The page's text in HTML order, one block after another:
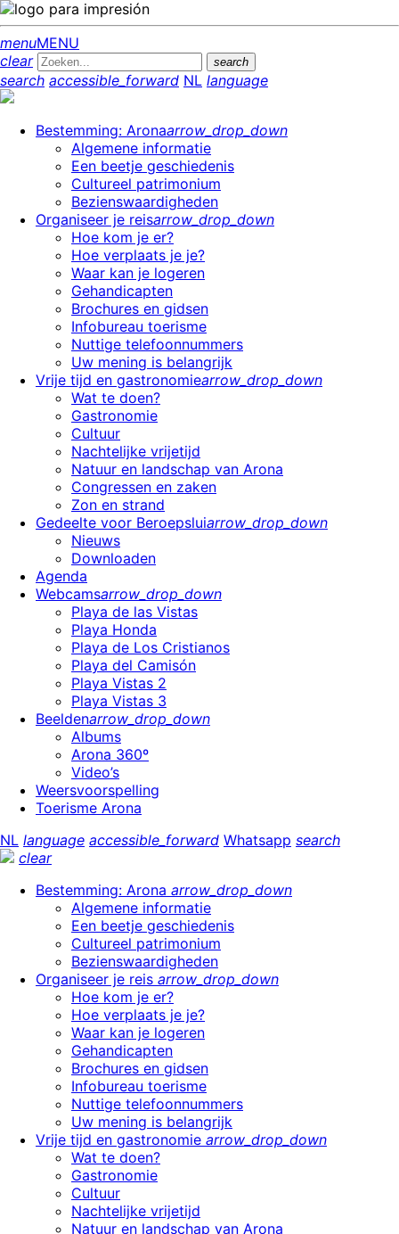
menuMENU
clear
search
search accessible_forward NL language
Bestemming: Aronaarrow_drop_down
Algemene informatie
Een beetje geschiedenis
Cultureel patrimonium
Bezienswaardigheden
Organiseer je reisarrow_drop_down
Hoe kom je er?
Hoe verplaats je je?
Waar kan je logeren
Gehandicapten
Brochures en gidsen
Infobureau toerisme
Nuttige telefoonnummers
Uw mening is belangrijk
Vrije tijd en gastronomiearrow_drop_down
Wat te doen?
Gastronomie
Cultuur
Nachtelijke vrijetijd
Natuur en landschap van Arona
Congressen en zaken
Zon en strand
Gedeelte voor Beroepsluiarrow_drop_down
Nieuws
Downloaden
Agenda
Webcamsarrow_drop_down
Playa de las Vistas
Playa Honda
Playa de Los Cristianos
Playa del Camisón
Playa Vistas 2
Playa Vistas 3
Beeldenarrow_drop_down
Albums
Arona 360º
Video’s
Weersvoorspelling
Toerisme Arona
NL language accessible_forward Whatsapp search
clear
Bestemming: Arona arrow_drop_down
Algemene informatie
Een beetje geschiedenis
Cultureel patrimonium
Bezienswaardigheden
Organiseer je reis arrow_drop_down
Hoe kom je er?
Hoe verplaats je je?
Waar kan je logeren
Gehandicapten
Brochures en gidsen
Infobureau toerisme
Nuttige telefoonnummers
Uw mening is belangrijk
Vrije tijd en gastronomie arrow_drop_down
Wat te doen?
Gastronomie
Cultuur
Nachtelijke vrijetijd
Natuur en landschap van Arona